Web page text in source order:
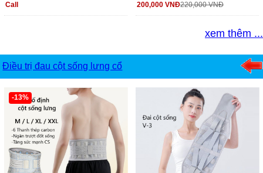
Call 200,000 VNĐ220,000 VNĐ
xem thêm ...
Điều trị đau cột sống lưng cổ
-13%